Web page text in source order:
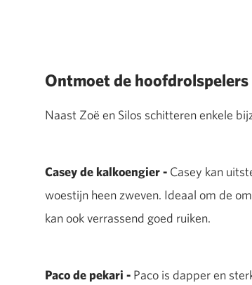
Ontmoet de hoofdrolspelers
Naast Zoë en Silos schitteren enkele
Casey de kalkoengier - Casey kan
woestijn heen zweven. Ideaal om de
kan ook verrassend goed ruiken.
Paco de pekari - Paco is dapper en